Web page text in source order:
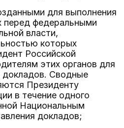
для выполнения
перед федеральными
власти,
которых
Российской
этих органов для
докладов. Сводные
Президенту
в течение одного
Национальным
докладов;